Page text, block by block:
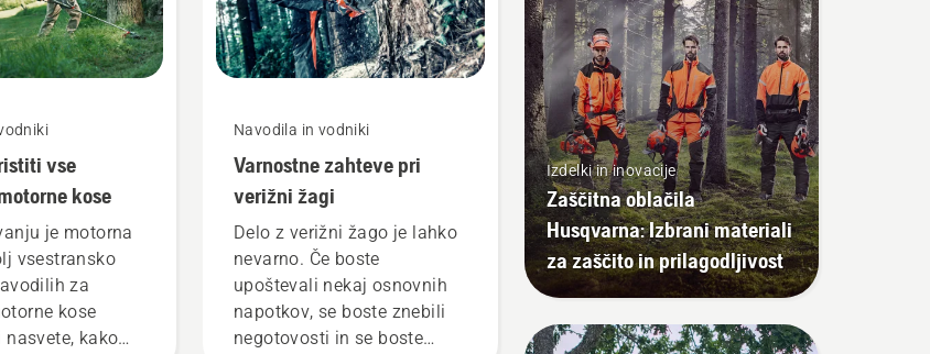
vse
kose
je motorna
vsestransko
za
kose
kako
Navodila in vodniki
Varnostne zahteve pri
verižni žagi
Delo z verižni žago je lahko
nevarno. Če boste
upoštevali nekaj osnovnih
napotkov, se boste znebili
negotovosti in se boste
Izdelki in inovacije
Zaščitna oblačila
Husqvarna: Izbrani materiali
za zaščito in prilagodljivost